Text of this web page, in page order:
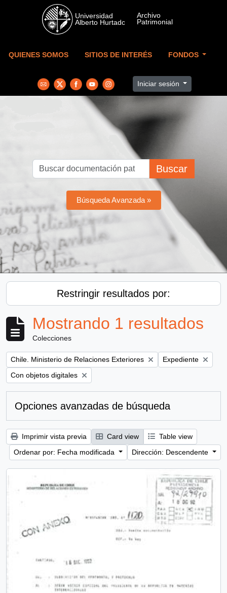
Skip to main content
QUIENES SOMOS SITIOS DE INTERÉS FONDOS
Iniciar sesión
Buscar
Búsqueda Avanzada »
Restringir resultados por:
Mostrando 1 resultados
Colecciones
Remove filter:
Chile. Ministerio de Relaciones Exteriores Remove filter:
Expediente
Remove filter:
Con objetos digitales
Opciones avanzadas de búsqueda
Imprimir vista previa Card view
Table view
Ordenar por: Fecha modificada
Dirección: Descendente